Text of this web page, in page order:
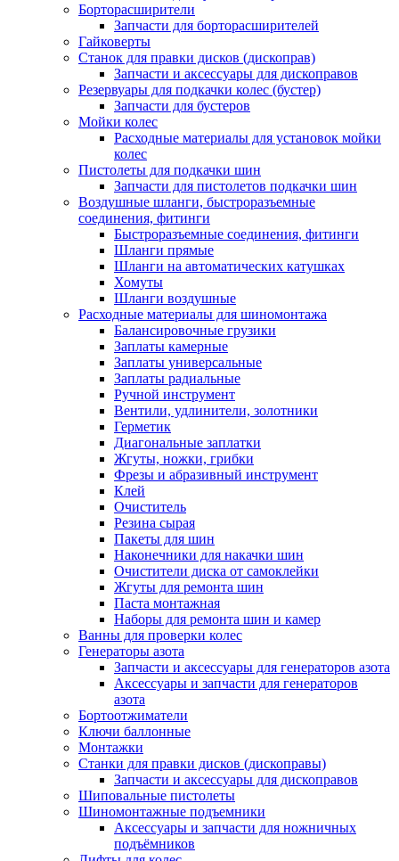
Борторасширители
Запчасти для борторасширителей
Гайковерты
Станок для правки дисков (дископрав)
Запчасти и аксессуары для дископравов
Резервуары для подкачки колес (бустер)
Запчасти для бустеров
Мойки колес
Расходные материалы для установок мойки
колес
Пистолеты для подкачки шин
Запчасти для пистолетов подкачки шин
Воздушные шланги, быстроразъемные
соединения, фитинги
Быстроразъемные соединения, фитинги
Шланги прямые
Шланги на автоматических катушках
Хомуты
Шланги воздушные
Расходные материалы для шиномонтажа
Балансировочные грузики
Заплаты камерные
Заплаты универсальные
Заплаты радиальные
Ручной инструмент
Вентили, удлинители, золотники
Герметик
Диагональные заплатки
Жгуты, ножки, грибки
Фрезы и абразивный инструмент
Клей
Очиститель
Резина сырая
Пакеты для шин
Наконечники для накачки шин
Очистители диска от самоклейки
Жгуты для ремонта шин
Паста монтажная
Наборы для ремонта шин и камер
Ванны для проверки колес
Генераторы азота
Запчасти и аксессуары для генераторов азота
Аксессуары и запчасти для генераторов
азота
Бортоотжиматели
Ключи баллонные
Монтажки
Станки для правки дисков (дископравы)
Запчасти и аксессуары для дископравов
Шиповальные пистолеты
Шиномонтажные подъемники
Аксессуары и запчасти для ножничных
подъёмников